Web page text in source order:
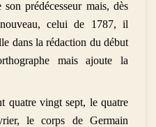
prédécesseur mais, dès
celui de 1787, il
dans la rédaction du début
mais ajoute la
quatre vingt sept, le quatre
le corps de Germain